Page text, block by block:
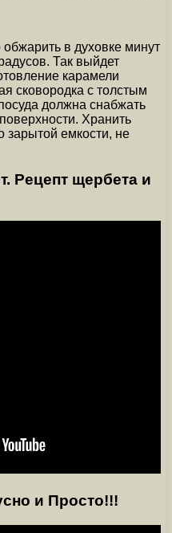
в духовке минут
Так выйдет
карамели
сковородка с толстым
должна снабжать
Хранить
зарытой емкости, не
Рецепт щербета и
и Просто!!!